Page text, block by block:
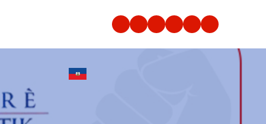
English
Konekte Enskri